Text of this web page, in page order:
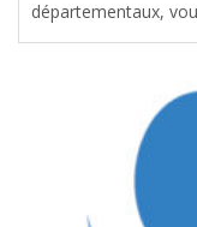
départementaux,
avec leur soutien en
lors de la
Le montant total de